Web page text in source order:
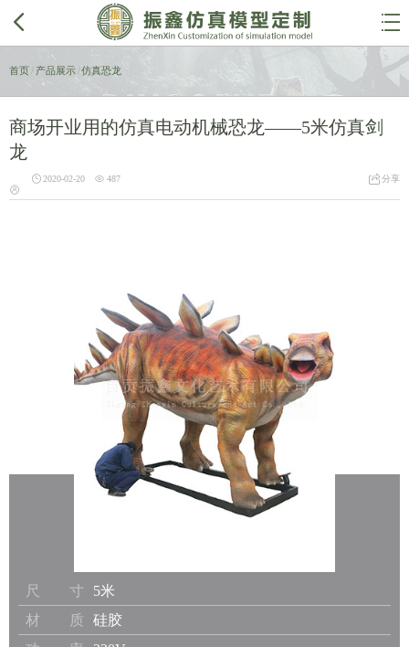
 
首页 产品展示/仿真恐龙
商场开业用的仿真电动机械恐龙——5米仿真剑
龙

 2020-02-20  487 分享
尺 寸
5米
材 质
硅胶